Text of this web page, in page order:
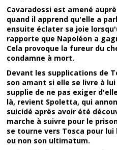
Cavaradossi est amené
quand il apprend qu'elle a
ensuite éclater sa joie
rapporte que Napoléon a
Cela provoque la fureur du
condamne à mort.
Devant les supplications de
son amant si elle se livre à
supplie de ne pas exiger
là, revient Spoletta, qui
suicidé après avoir été
marche à suivre pour le
se tourne vers Tosca pour
ou non son ultimatum.